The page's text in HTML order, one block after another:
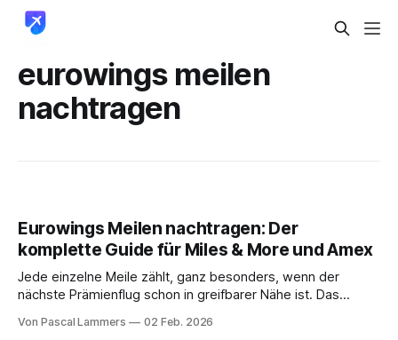
eurowings meilen
nachtragen
Eurowings Meilen nachtragen: Der
komplette Guide für Miles & More und Amex
Jede einzelne Meile zählt, ganz besonders, wenn der
nächste Prämienflug schon in greifbarer Nähe ist. Das
dem Sie sicherstellen, dass kein Flug umsonst war.
Von Pascal Lammers 02 Feb. 2026